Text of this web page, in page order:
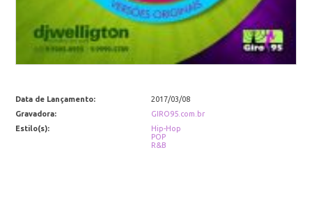
Data de Lançamento:
2017/03/08
Gravadora:
GIRO95.com.br
Estilo(s):
Hip-Hop
POP
R&B